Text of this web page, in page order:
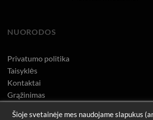
NUORODOS
Privatumo politika
Taisyklės
Kontaktai
Grąžinimas
Šioje svetainėje mes naudojame slapukus